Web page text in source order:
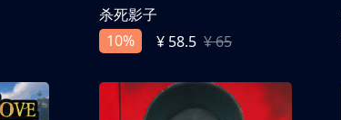
杀死影子
10%
¥ 58.5 ¥ 65